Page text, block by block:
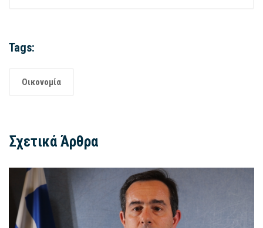
Tags:
Οικονομία
Σχετικά Άρθρα